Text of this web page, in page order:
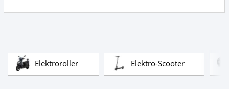
ElektrorollerTest Elektro-ScooterTest